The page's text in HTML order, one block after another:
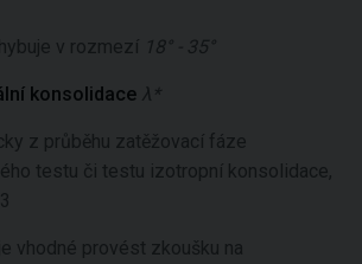
v rozmezí 18° - 35°
konsolidace λ*
z průběhu zatěžovací fáze
testu či testu izotropní konsolidace,
vhodné provést zkoušku na